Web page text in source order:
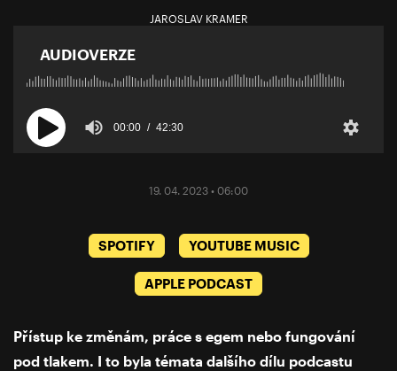
JAROSLAV KRAMER
AUDIOVERZE
00:00 42:30
19. 04. 2023 • 06:00
SPOTIFY YOUTUBE MUSIC
APPLE PODCAST
Přístup ke změnám, práce s egem nebo fungování
pod tlakem. I to byla témata dalšího dílu podcastu